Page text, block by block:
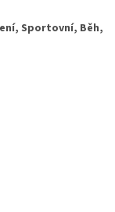
Sportovní, Běh,